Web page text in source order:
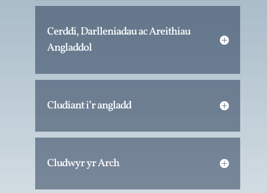
Cerddi, Darlleniadau ac Areithiau
Angladdol
Cludiant i’r angladd
Cludwyr yr Arch